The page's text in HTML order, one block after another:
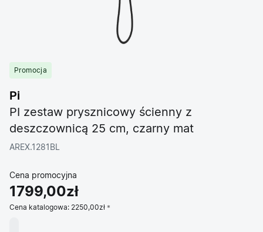
Promocja
Pi
PI zestaw prysznicowy ścienny z
deszczownicą 25 cm, czarny mat
AREX.1281BL
Cena promocyjna
1799,00zł
Cena katalogowa: 2250,00zł